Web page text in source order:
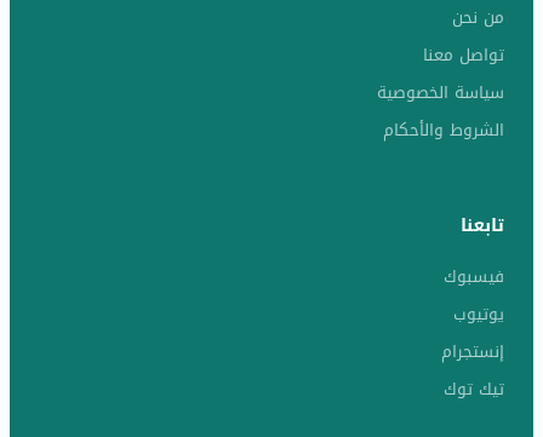
من نحن
تواصل معنا
سياسة الخصوصية
الشروط والأحكام
تابعنا
فيسبوك
يوتيوب
إنستجرام
تيك توك